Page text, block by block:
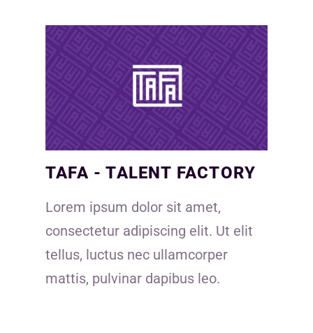
TAFA - TALENT FACTORY
Lorem ipsum dolor sit amet,
consectetur adipiscing elit. Ut elit
tellus, luctus nec ullamcorper
mattis, pulvinar dapibus leo.